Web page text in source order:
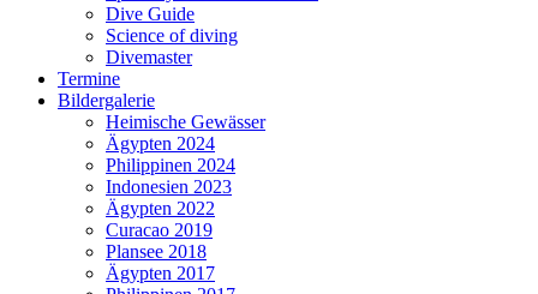
Dive Guide
Science of diving
Divemaster
Termine
Bildergalerie
Heimische Gewässer
Ägypten 2024
Philippinen 2024
Indonesien 2023
Ägypten 2022
Curacao 2019
Plansee 2018
Ägypten 2017